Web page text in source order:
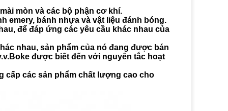
mòn và các bộ phận cơ khí.
emery, bánh nhựa và vật liệu đánh bóng.
để đáp ứng các yêu cầu khác nhau của
nhau, sản phẩm của nó đang được bán
được biết đến với nguyên tắc hoạt
cấp các sản phẩm chất lượng cao cho